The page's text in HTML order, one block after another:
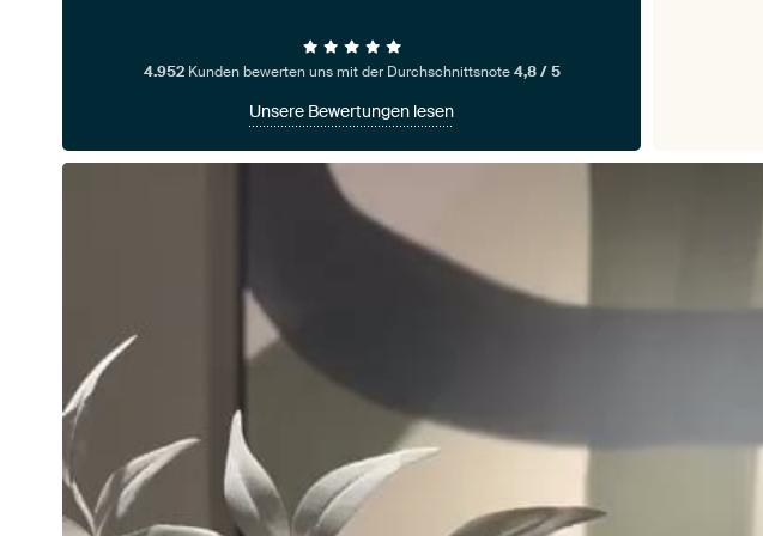
4.952Kunden bewerten uns mit der Durchschnittsnote4,8 / 5
Unsere Bewertungen lesen